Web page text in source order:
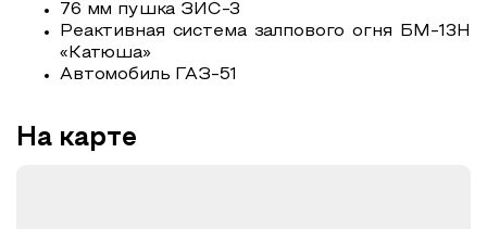
76 мм пушка ЗИС-3
Реактивная система залпового огня БМ-13Н
«Катюша»
Автомобиль ГАЗ-51
На карте